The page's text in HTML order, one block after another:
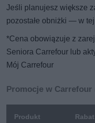
Jeśli planujesz większe
pozostałe obniżki — w
*Cena obowiązuje z
Seniora Carrefour lub
Mój Carrefour
Promocje w Carrefour
Produkt Rabat